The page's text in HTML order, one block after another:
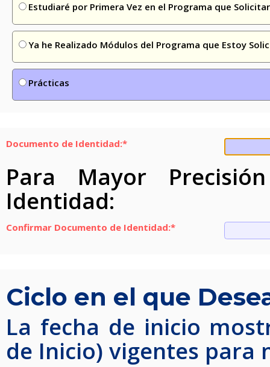
Estudiaré por Primera Vez en el Programa que
Ya he Realizado Módulos del Programa que Estoy
Prácticas
Documento de Identidad:*
Para Mayor
Identidad:
Confirmar Documento de Identidad:*
Ciclo en el que
La fecha de inicio
de Inicio) vigentes para